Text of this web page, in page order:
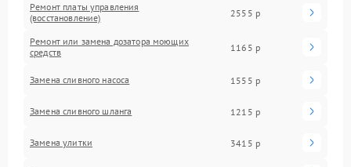
Ремонт платы управления
(восстановление)
2555 р
Ремонт или замена дозатора моющих
средств
1165 р
Замена сливного насоса 1555 р
Замена сливного шланга 1215 р
Замена улитки 3415 р